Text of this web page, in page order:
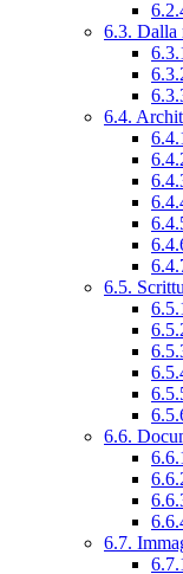
6.3. Dalla
6.4.
6.5.
6.6.
6.7.